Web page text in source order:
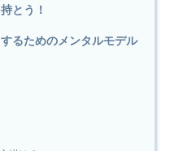
とう！
るためのメンタルモデル